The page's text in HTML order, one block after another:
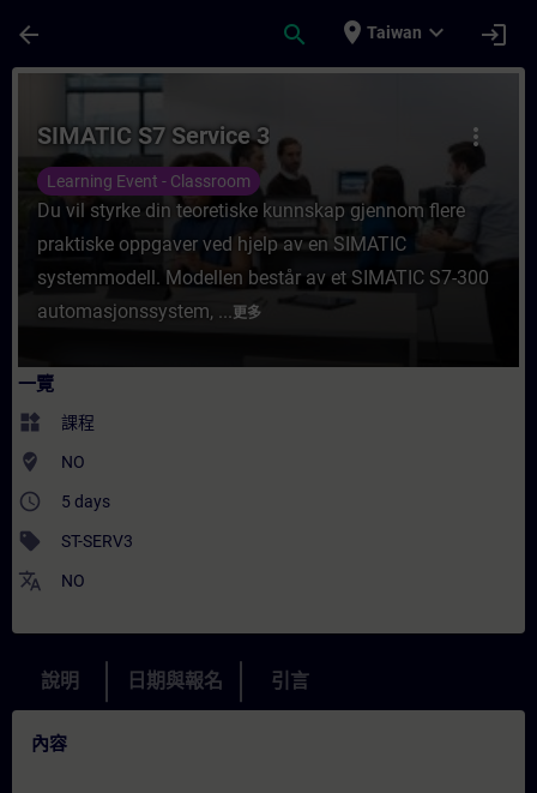
arrow_back search place Taiwan expand_more login
課程 - SIMATIC S7 Service 3 - 培訓 - 培訓
more_vert
SIMATIC S7 Service 3
Learning Event - Classroom
Du vil styrke din teoretiske kunnskap gjennom flere
praktiske oppgaver ved hjelp av en SIMATIC
systemmodell. Modellen består av et SIMATIC S7-300
automasjonssystem, ...更多
一覽
widgets 課程
where_to_vote NO
access_time 5 days
sell ST-SERV3
translate NO
說明 日期與報名 引言
內容